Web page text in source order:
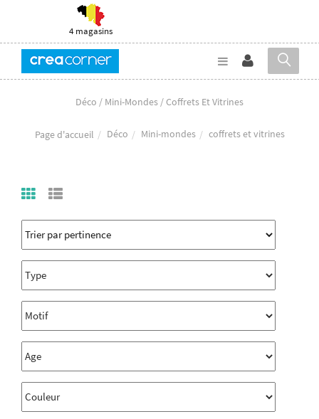
4 magasins
Déco / Mini-Mondes / Coffrets Et Vitrines
Page d'accueil Déco Mini-mondes coffrets et vitrines